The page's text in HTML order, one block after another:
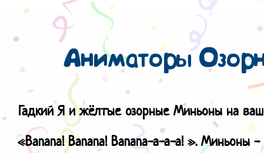
Аниматоры
Гадкий Я и жёлтые озорные Миньоны на
«Banana! Banana! Banana-a-a-a! ». Миньоны -